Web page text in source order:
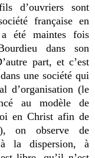
d’ouvriers sont
française en
été maintes fois
dans son
part, et c’est
une société qui
d’organisation (le
au modèle de
en Christ afin de
on observe de
à la dispersion, à